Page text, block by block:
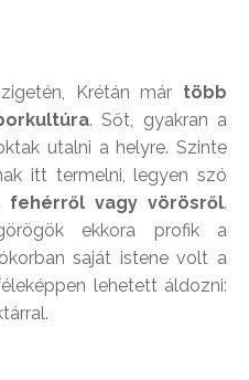
Krétán már több
. Sőt, gyakran a
utalni a helyre. Szinte
itt termelni, legyen szó
fehérről vagy vörösről.
ekkora profik a
saját istene volt a
lehetett áldozni: